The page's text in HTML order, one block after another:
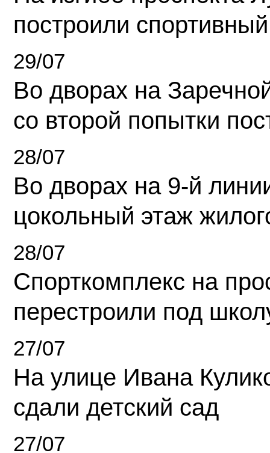
построили
29/07
Во дворах на
со второй попытки
28/07
Во дворах на 9-й
цокольный этаж
28/07
Спорткомплекс на
перестроили под
27/07
На улице Ивана
сдали детский сад
27/07